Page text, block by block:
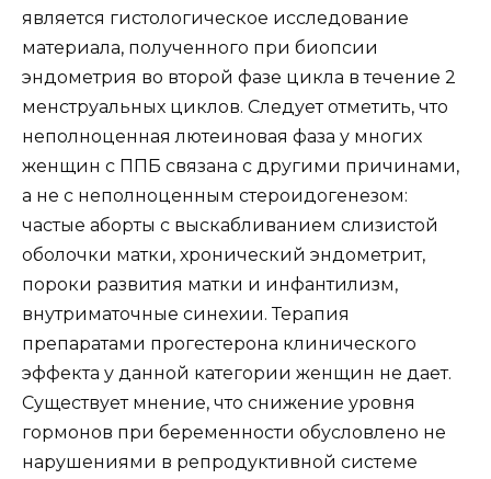
является гистологическое исследование
материала, полученного при биопсии
эндометрия во второй фазе цикла в течение 2
менструальных циклов. Следует отметить, что
неполноценная лютеиновая фаза у многих
женщин с ППБ связана с другими причинами,
а не с неполноценным стероидогенезом:
частые аборты с выскабливанием слизистой
оболочки матки, хронический эндометрит,
пороки развития матки и инфантилизм,
внутриматочные синехии. Терапия
препаратами прогестерона клинического
эффекта у данной категории женщин не дает.
Существует мнение, что снижение уровня
гормонов при беременности обусловлено не
нарушениями в репродуктивной системе